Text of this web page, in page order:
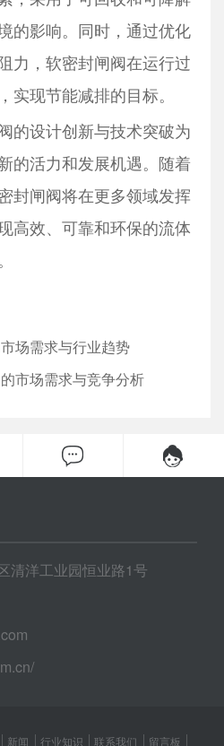
的影响。同时，通过优化
力，软密封闸阀在运行过
现节能减排的目标。
的设计创新与技术突破为
的活力和发展机遇。随着
封闸阀将在更多领域发挥
高效、可靠和环保的流体
场需求与行业趋势
市场需求与竞争分析
清洋工业园恒业路1号
新闻 行业知识 联系我们 留言板